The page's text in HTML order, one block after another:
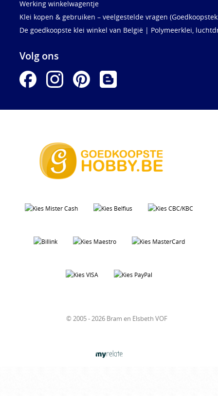
Werking winkelwagentje
Klei kopen & gebruiken – veelgestelde vragen
De goedkoopste klei winkel van België | Polymeerklei,
Volg ons
© 2005 - 2026 Bram en Elsbeth VOF